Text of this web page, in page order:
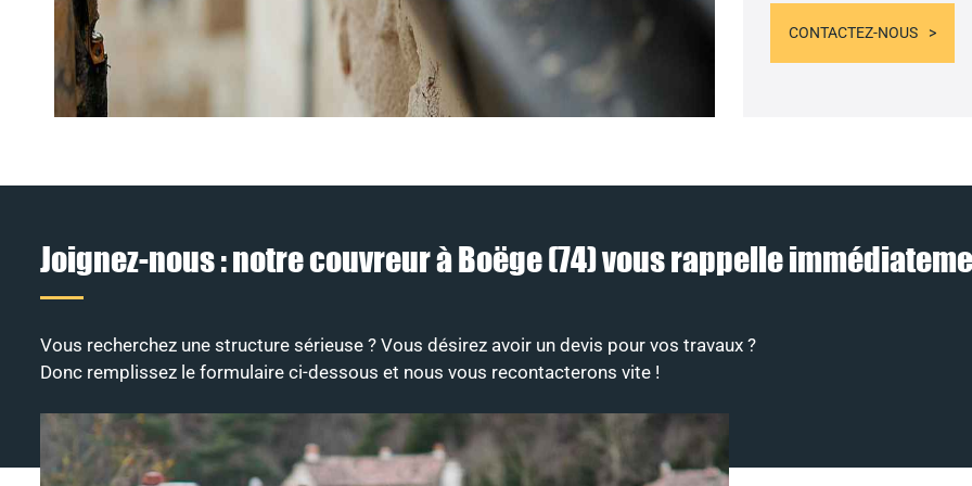
CONTACTEZ-NOUS
Joignez-nous : notre couvreur à Boëge (74) vous rappelle
Vous recherchez une structure sérieuse ? Vous désirez avoir un devis pour vos travaux ?
Donc remplissez le formulaire ci-dessous et nous vous recontacterons vite !